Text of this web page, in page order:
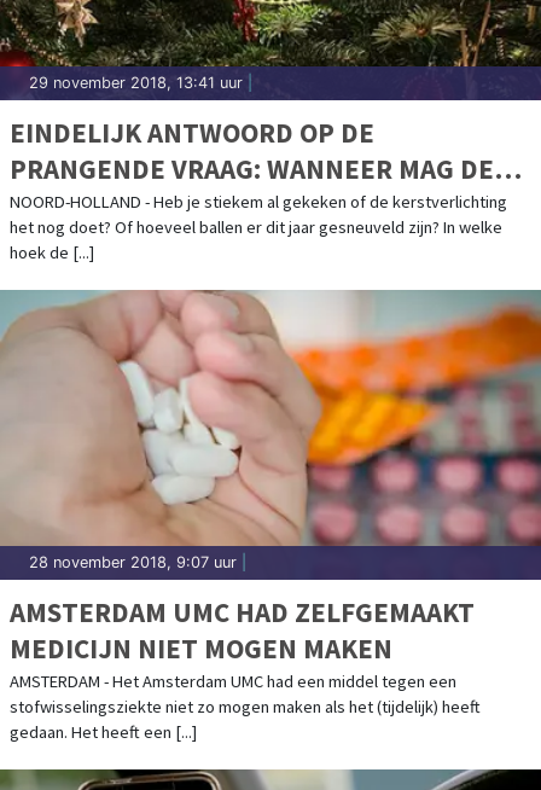
29 november 2018, 13:41 uur
EINDELIJK ANTWOORD OP DE
PRANGENDE VRAAG: WANNEER MAG DE
KERSTBOOM?
NOORD-HOLLAND - Heb je stiekem al gekeken of de kerstverlichting
het nog doet? Of hoeveel ballen er dit jaar gesneuveld zijn? In welke
hoek de [...]
28 november 2018, 9:07 uur
AMSTERDAM UMC HAD ZELFGEMAAKT
MEDICIJN NIET MOGEN MAKEN
AMSTERDAM - Het Amsterdam UMC had een middel tegen een
stofwisselingsziekte niet zo mogen maken als het (tijdelijk) heeft
gedaan. Het heeft een [...]